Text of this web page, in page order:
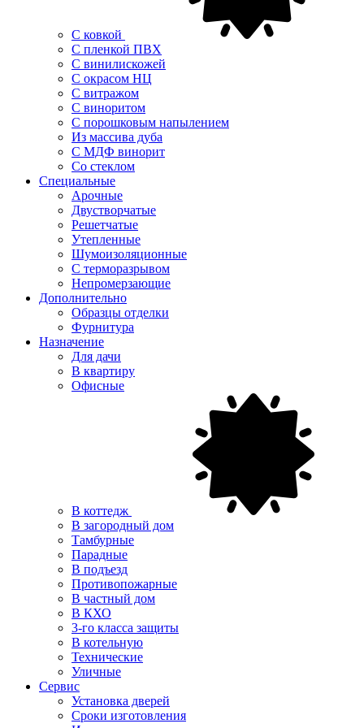
С ковкой
С пленкой ПВХ
С винилискожей
С окрасом НЦ
С витражом
С виноритом
С порошковым напылением
Из массива дуба
С МДФ винорит
Со стеклом
Специальные
Арочные
Двустворчатые
Решетчатые
Утепленные
Шумоизоляционные
С терморазрывом
Непромерзающие
Дополнительно
Образцы отделки
Фурнитура
Назначение
Для дачи
В квартиру
Офисные
В коттедж
В загородный дом
Тамбурные
Парадные
В подъезд
Противопожарные
В частный дом
В КХО
3-го класса защиты
В котельную
Технические
Уличные
Сервис
Установка дверей
Сроки изготовления